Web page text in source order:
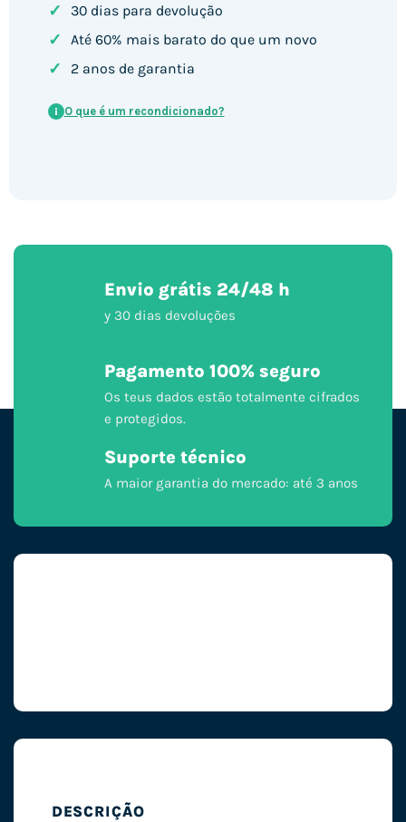
✓ 30 dias para devolução
✓ Até 60% mais barato do que um novo
✓ 2 anos de garantia
i O que é um recondicionado?
Envio grátis 24/48 h
y 30 dias devoluções
Pagamento 100% seguro
Os teus dados estão totalmente cifrados
e protegidos.
Suporte técnico
A maior garantia do mercado: até 3 anos
DESCRIÇÃO